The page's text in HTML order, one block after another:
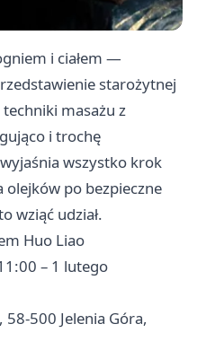
i ciałem —
starożytnej
masażu z
i trochę
wszystko krok
po bezpieczne
wziąć udział.
Huo Liao
– 1 lutego
500 Jelenia Góra,